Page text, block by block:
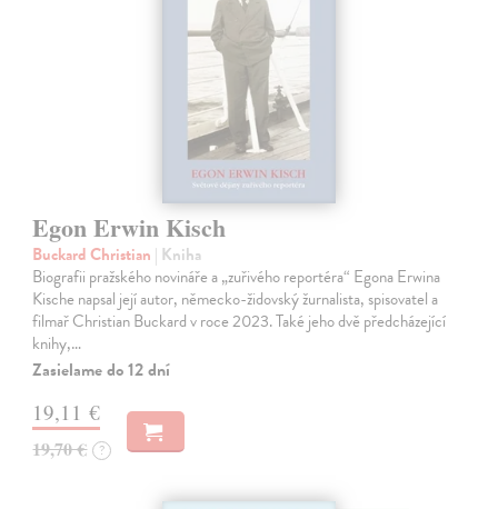
Egon Erwin Kisch
Buckard Christian | Kniha
Biografii pražského novináře a „zuřivého reportéra“ Egona Erwina
Kische napsal její autor, německo-židovský žurnalista, spisovatel a
filmař Christian Buckard v roce 2023. Také jeho dvě předcházející
knihy,…
Zasielame do 12 dní
19,11 €
19,70 € ?